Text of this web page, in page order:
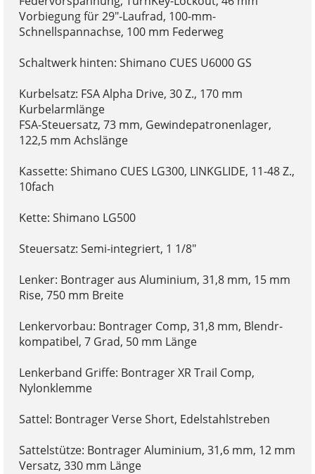
Vorbiegung für 29"-Laufrad, 100-mm-
Schnellspannachse, 100 mm Federweg
Schaltwerk hinten: Shimano CUES U6000 GS
Kurbelsatz: FSA Alpha Drive, 30 Z., 170 mm
Kurbelarmlänge
FSA-Steuersatz, 73 mm, Gewindepatronenlager,
122,5 mm Achslänge
Kassette: Shimano CUES LG300, LINKGLIDE, 11-48 Z.,
10fach
Kette: Shimano LG500
Steuersatz: Semi-integriert, 1 1/8"
Lenker: Bontrager aus Aluminium, 31,8 mm, 15 mm
Rise, 750 mm Breite
Lenkervorbau: Bontrager Comp, 31,8 mm, Blendr-
kompatibel, 7 Grad, 50 mm Länge
Lenkerband Griffe: Bontrager XR Trail Comp,
Nylonklemme
Sattel: Bontrager Verse Short, Edelstahlstreben
Sattelstütze: Bontrager Aluminium, 31,6 mm, 12 mm
Versatz, 330 mm Länge